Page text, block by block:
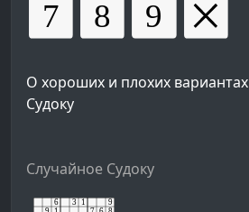
О хороших и плохих вариантах
Судоку
Случайное Судоку